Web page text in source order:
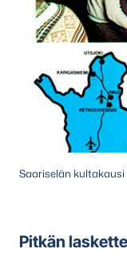
Saariselän kultakausi
Pitkän